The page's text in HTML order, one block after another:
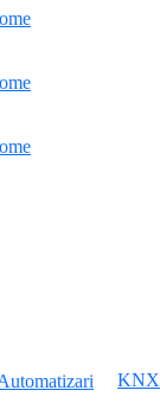
KNX